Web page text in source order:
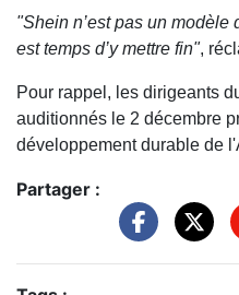
"Shein n’est pas un modèle
est temps d’y mettre fin",
Pour rappel, les dirigeants
auditionnés le 2 décembre
développement durable de
Partager :